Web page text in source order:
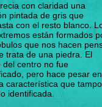
con claridad una
pintada de gris que
con el resto blanco.
están formados
que nos hacen
trata de una piedra. El
del centro no fue
pero hace pesar en
característica que
identificada.